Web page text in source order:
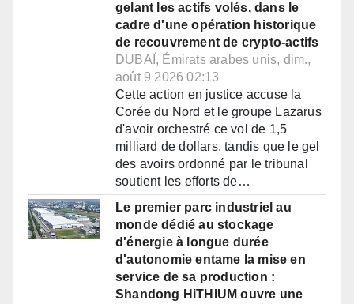
gelant les actifs volés, dans le
cadre d'une opération historique
de recouvrement de crypto-actifs
DUBAÏ, Émirats arabes unis, dim.,
août 9 2026 02:13
Cette action en justice accuse la
Corée du Nord et le groupe Lazarus
d'avoir orchestré ce vol de 1,5
milliard de dollars, tandis que le gel
des avoirs ordonné par le tribunal
soutient les efforts de…
Le premier parc industriel au
monde dédié au stockage
d'énergie à longue durée
d'autonomie entame la mise en
service de sa production :
Shandong HiTHIUM ouvre une